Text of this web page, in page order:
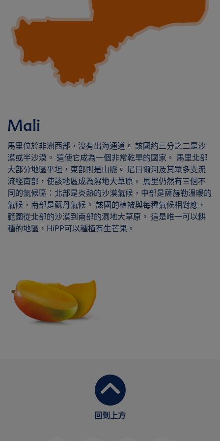
Mali
馬里位於非洲西部，沒有出海通道。 該國約三分之二是沙
漠或半沙漠。 這使它成為一個非常乾旱的國家。 馬里北部
大部分地區平坦，東部則是山脈。 尼日爾河及其眾多支流
流經南部，使該地區成為濕地大草原。 馬里仍然有三個不
同的氣候區：北部是炎熱的沙漠氣候，中部是薩赫勒溫暖的
氣候，南部是蘇丹氣候。 該國的植被與每種氣候相對應，
範圍從北部的沙漠到南部的濕地大草原。 這是唯一可以耕
種的地區，HiPP可以種植有生芒果。
回到上方